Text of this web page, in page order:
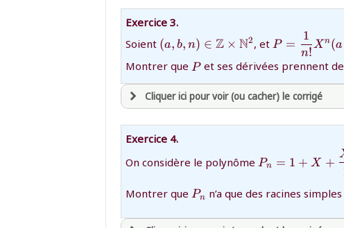
avoir une souscription active sur mathprepa
revenir à
la page d'accueil
ou tester la page d'extraits libres
ou consulterle plan du site
Exercice 3.
Soient (a, b, n) ∈ Z × N2 , et
bX)^n}
P =
n!
1
Xn(a
Montrer que P
P et ses dérivées prennent
Cliquer ici pour voir (ou cacher) le corrigé
avoir une souscription active sur mathprepa
revenir àla page d'accueil
ou consulterle plan du site
Exercice 4.
On considère le polynôme Pn = 1 + X +
Montrer que {P_n}
Pn n’a que des racines